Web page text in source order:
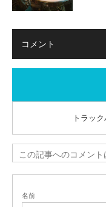
コメント
トラッ
この記事へのコメント
名前